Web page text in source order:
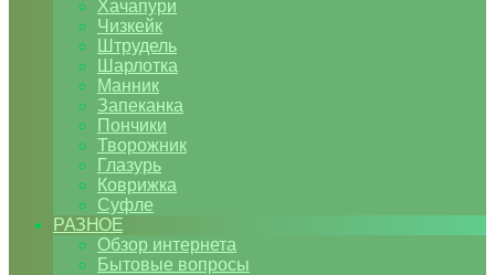
Хачапури
Чизкейк
Штрудель
Шарлотка
Манник
Запеканка
Пончики
Творожник
Глазурь
Коврижка
Суфле
РАЗНОЕ
Обзор интернета
Бытовые вопросы